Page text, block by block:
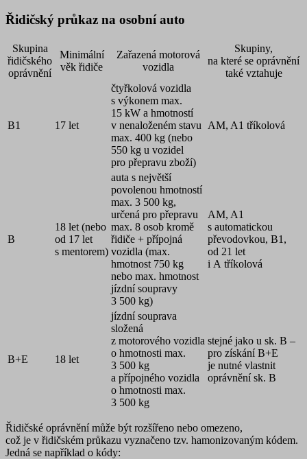
Řidičský průkaz na osobní auto
Skupina
řidičského
oprávnění
Minimální
věk řidiče
Zařazená motorová
vozidla
Skupiny,
na které se oprávnění
také vztahuje
B1 17 let
čtyřkolová vozidla
s výkonem max.
15 kW a hmotností
v nenaloženém stavu
max. 400 kg (nebo
550 kg u vozidel
pro přepravu zboží)
AM, A1 tříkolová
B
18 let (nebo
od 17 let
s mentorem)
auta s největší
povolenou hmotností
max. 3 500 kg,
určená pro přepravu
max. 8 osob kromě
řidiče + přípojná
vozidla (max.
hmotnost 750 kg
nebo max. hmotnost
jízdní soupravy
3 500 kg)
AM, A1
s automatickou
převodovkou, B1,
od 21 let
i A tříkolová
B+E 18 let
jízdní souprava
složená
z motorového vozidla
o hmotnosti max.
3 500 kg
a přípojného vozidla
o hmotnosti max.
3 500 kg
stejné jako u sk. B –
pro získání B+E
je nutné vlastnit
oprávnění sk. B
Řidičské oprávnění může být rozšířeno nebo omezeno,
což je v řidičském průkazu vyznačeno tzv. hamonizovaným kódem.
Jedná se například o kódy: